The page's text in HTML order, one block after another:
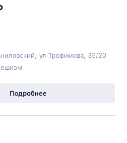
ул Трофимова , 35/20
Подробнее